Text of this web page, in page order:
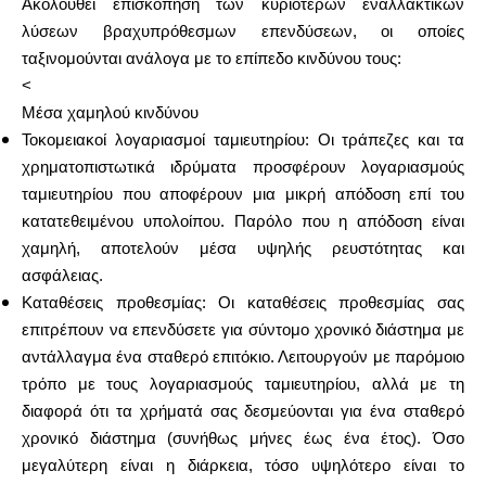
Ακολουθεί επισκόπηση των κυριότερων εναλλακτικών
λύσεων βραχυπρόθεσμων επενδύσεων, οι οποίες
ταξινομούνται ανάλογα με το επίπεδο κινδύνου τους:
<
Μέσα χαμηλού κινδύνου
Τοκομειακοί λογαριασμοί ταμιευτηρίου: Οι τράπεζες και τα
χρηματοπιστωτικά ιδρύματα προσφέρουν λογαριασμούς
ταμιευτηρίου που αποφέρουν μια μικρή απόδοση επί του
κατατεθειμένου υπολοίπου. Παρόλο που η απόδοση είναι
χαμηλή, αποτελούν μέσα υψηλής ρευστότητας και
ασφάλειας.
Καταθέσεις προθεσμίας: Οι καταθέσεις προθεσμίας σας
επιτρέπουν να επενδύσετε για σύντομο χρονικό διάστημα με
αντάλλαγμα ένα σταθερό επιτόκιο. Λειτουργούν με παρόμοιο
τρόπο με τους λογαριασμούς ταμιευτηρίου, αλλά με τη
διαφορά ότι τα χρήματά σας δεσμεύονται για ένα σταθερό
χρονικό διάστημα (συνήθως μήνες έως ένα έτος). Όσο
μεγαλύτερη είναι η διάρκεια, τόσο υψηλότερο είναι το